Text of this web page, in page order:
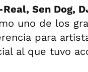
Real, Sen Dog,
uno de los
para
al que tuvo